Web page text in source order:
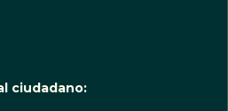
ciudadano: